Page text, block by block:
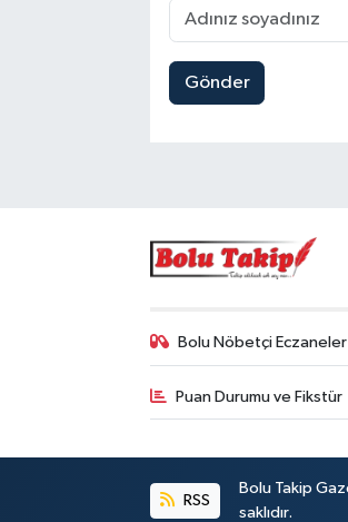
Gönder
Bolu Nöbetçi Eczaneler
Puan Durumu ve Fikstür
RSS
Bolu Takip
saklıdır.